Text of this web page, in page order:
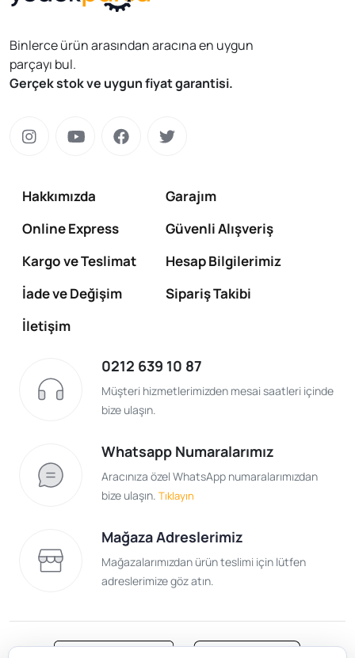
Binlerce ürün arasından aracına en uygun
parçayı bul.
Gerçek stok ve uygun fiyat garantisi.
Hakkımızda
Garajım
Online Express
Güvenli Alışveriş
Kargo ve Teslimat
Hesap Bilgilerimiz
İade ve Değişim
Sipariş Takibi
İletişim
0212 639 10 87
Müşteri hizmetlerimizden mesai saatleri içinde
bize ulaşın.
Whatsapp Numaralarımız
Aracınıza özel WhatsApp numaralarımızdan
bize ulaşın. Tıklayın
Mağaza Adreslerimiz
Mağazalarımızdan ürün teslimi için lütfen
adreslerimize göz atın.